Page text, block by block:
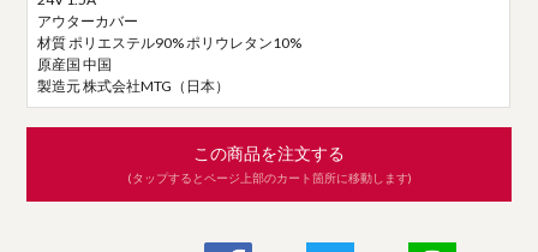
アウターカバー
材質 ポリエステル90% ポリウレタン10%
原産国 中国
製造元 株式会社MTG（日本）
この商品を注文する
(タップするとページ上部のカート箇所に移動します)